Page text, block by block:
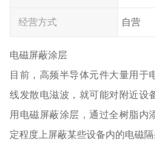
经营方式 自营
电磁屏蔽涂层
目前，高频半导体元件大量用于
线发散电滋波，就可能对附近设
用电磁屏蔽涂层，通过全树脂内
定程度上屏蔽某些设备内的电磁隔